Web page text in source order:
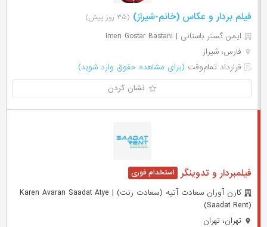
فیلم بردار و عکاس (خانم-شیراز) (۳۵ روز پیش)
ایمن گستر باستانی | Imen Gostar Bastani
فارس، شیراز
قرارداد تمام‌وقت (برای مشاهده حقوق وارد شوید)
نشان کردن
فیلمبردار و تدوینگر
کارن آوران سعادت آتیه (سعادت رنت) | Karen Avaran Saadat Atye
(Saadat Rent)
تهران، تهران